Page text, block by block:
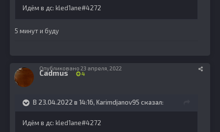
Идём в дс: kled1ane#4272
5 минут и буду
Cadmus 4
Опубликовано 23 апреля, 2022
В 23.04.2022 в 14:16, Karimdjanov95 сказал:
Идём в дс: kled1ane#4272